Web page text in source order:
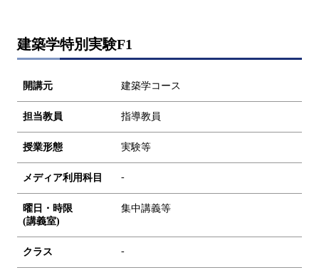
建築学特別実験F1
開講元 建築学コース
担当教員 指導教員
授業形態 実験等
メディア利用科目 -
曜日・時限
(講義室)
集中講義等
クラス -